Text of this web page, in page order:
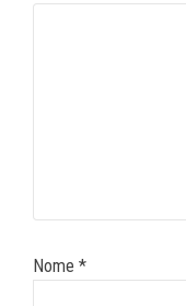
Nome *